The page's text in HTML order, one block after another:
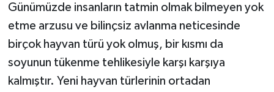
Günümüzde insanların tatmin olmak bilmeyen yok
etme arzusu ve bilinçsiz avlanma neticesinde
birçok hayvan türü yok olmuş, bir kısmı da
soyunun tükenme tehlikesiyle karşı karşıya
kalmıştır. Yeni hayvan türlerinin ortadan